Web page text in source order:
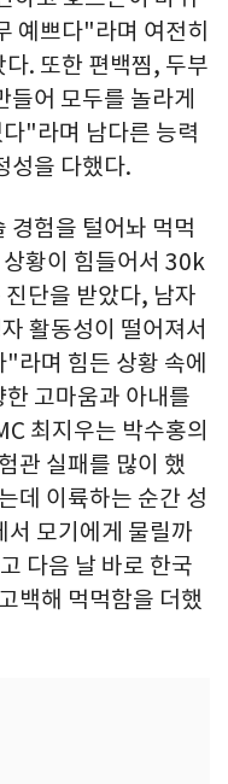
예쁘다"라며 여전히
. 또한 편백찜, 두부
들어 모두를 놀라게
"라며 남다른 능력
성을 다했다.
경험을 털어놔 먹먹
황이 힘들어서 30k
단을 받았다, 남자
활동성이 떨어져서
라며 힘든 상황 속에
고마움과 아내를
최지우는 박수홍의
관 실패를 많이 했
데 이륙하는 순간 성
서 모기에게 물릴까
다음 날 바로 한국
백해 먹먹함을 더했